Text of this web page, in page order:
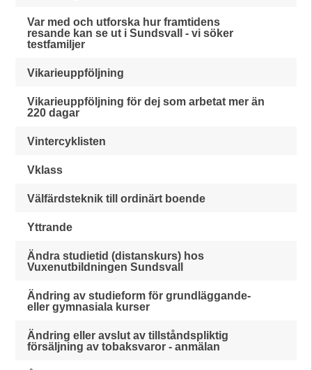
Var med och utforska hur framtidens
resande kan se ut i Sundsvall - vi söker
testfamiljer
Vikarieuppföljning
Vikarieuppföljning för dej som arbetat mer än
220 dagar
Vintercyklisten
Vklass
Välfärdsteknik till ordinärt boende
Yttrande
Ändra studietid (distanskurs) hos
Vuxenutbildningen Sundsvall
Ändring av studieform för grundläggande-
eller gymnasiala kurser
Ändring eller avslut av tillståndspliktig
försäljning av tobaksvaror - anmälan